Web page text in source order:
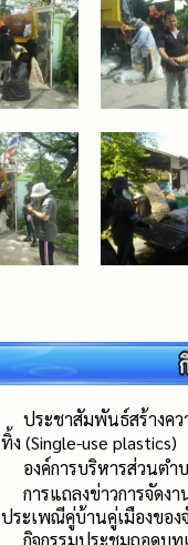
ประชาสัมพันธ์สร้างค
ทิ้ง (Single-use plastics)
องค์การบริหารส่วนต
การแถลงข่าวการจัด
ประเพณีคู่บ้านคู่เมืองของ
กิจกรรมประชุมถอดบท